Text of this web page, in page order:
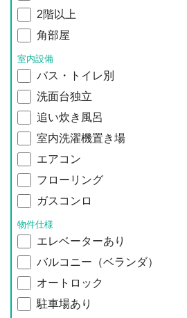
2階以上
角部屋
室内設備
バス・トイレ別
洗面台独立
追い炊き風呂
室内洗濯機置き場
エアコン
フローリング
ガスコンロ
物件仕様
エレベーターあり
バルコニー（ベランダ）
オートロック
駐車場あり